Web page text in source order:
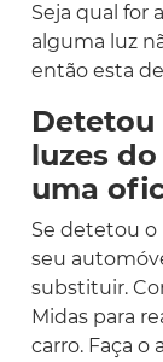
Seja qual for
alguma luz
então esta
Detetou
luzes
uma
Se detetou
seu
substituir.
Midas para
carro. Faça